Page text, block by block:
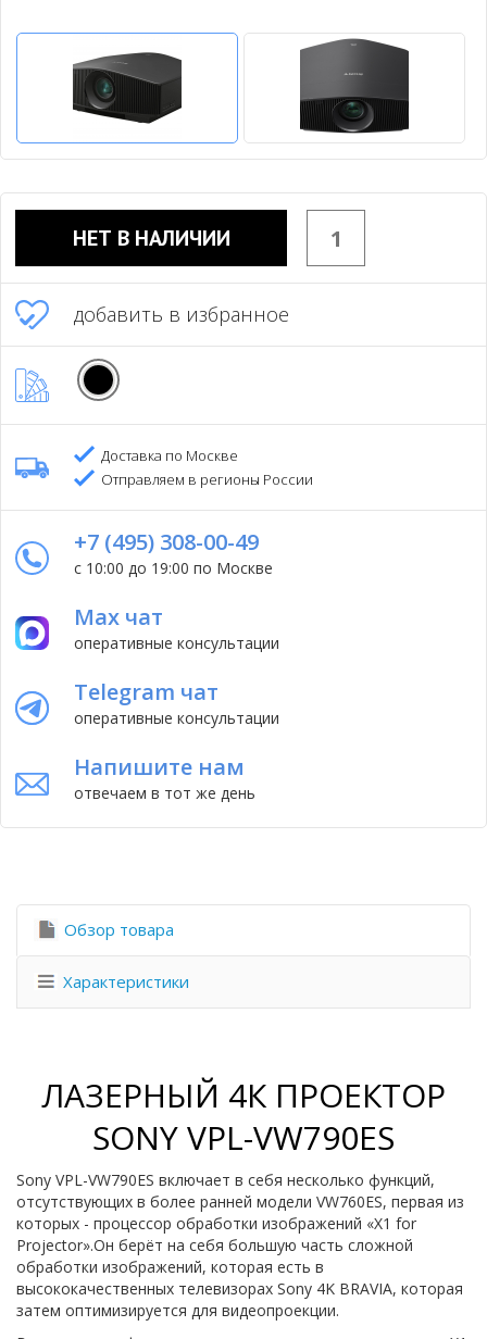
НЕТ В НАЛИЧИИ
добавить в избранное
Доставка по Москве
Отправляем в регионы России
+7 (495) 308-00-49
с 10:00 до 19:00 по Москве
Max чат
оперативные консультации
Telegram чат
оперативные консультации
Напишите нам
отвечаем в тот же день
Обзор товара
Характеристики
ЛАЗЕРНЫЙ 4К ПРОЕКТОР
SONY VPL-VW790ES
Sony VPL-VW790ES включает в себя несколько функций,
отсутствующих в более ранней модели VW760ES, первая из
которых - процессор обработки изображений «X1 for
Projector».Он берёт на себя большую часть сложной
обработки изображений, которая есть в
высококачественных телевизорах Sony 4K BRAVIA, которая
затем оптимизируется для видеопроекции.